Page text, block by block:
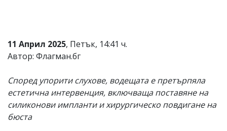
въвеждат
от
редакцията
не
носи
отговорност
за
11 Април 2025, Петък, 14:41 ч.
Автор: Флагман.бг
Според упорити слухове, водещата е претърпяла
естетична интервенция, включваща поставяне на
силиконови импланти и хирургическо повдигане на
бюста